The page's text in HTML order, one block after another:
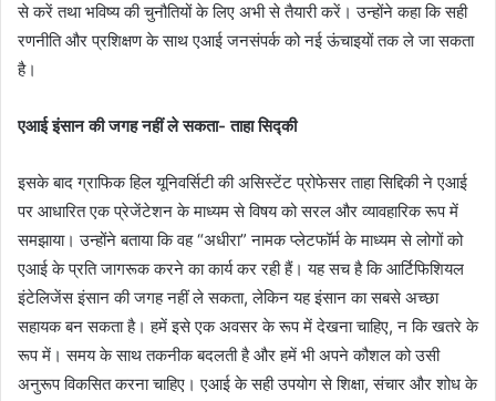
से करें तथा भविष्य की चुनौतियों के लिए अभी से तैयारी करें। उन्होंने कहा कि सही
रणनीति और प्रशिक्षण के साथ एआई जनसंपर्क को नई ऊंचाइयों तक ले जा सकता
है।
एआई इंसान की जगह नहीं ले सकता- ताहा सिद्की
इसके बाद ग्राफिक हिल यूनिवर्सिटी की असिस्टेंट प्रोफेसर ताहा सिद्दिकी ने एआई
पर आधारित एक प्रेजेंटेशन के माध्यम से विषय को सरल और व्यावहारिक रूप में
समझाया। उन्होंने बताया कि वह “अधीरा” नामक प्लेटफॉर्म के माध्यम से लोगों को
एआई के प्रति जागरूक करने का कार्य कर रही हैं। यह सच है कि आर्टिफिशियल
इंटेलिजेंस इंसान की जगह नहीं ले सकता, लेकिन यह इंसान का सबसे अच्छा
सहायक बन सकता है। हमें इसे एक अवसर के रूप में देखना चाहिए, न कि खतरे के
रूप में। समय के साथ तकनीक बदलती है और हमें भी अपने कौशल को उसी
अनुरूप विकसित करना चाहिए। एआई के सही उपयोग से शिक्षा, संचार और शोध के